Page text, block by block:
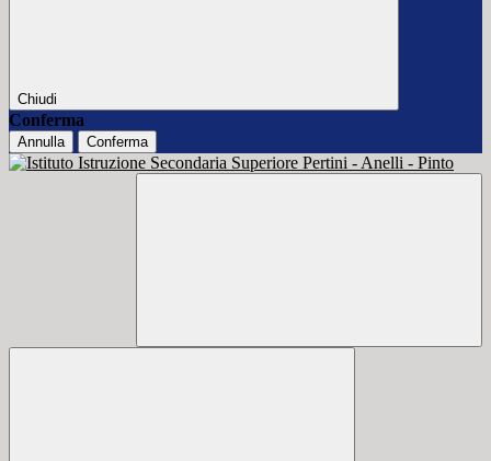
Chiudi
Conferma
Annulla Conferma